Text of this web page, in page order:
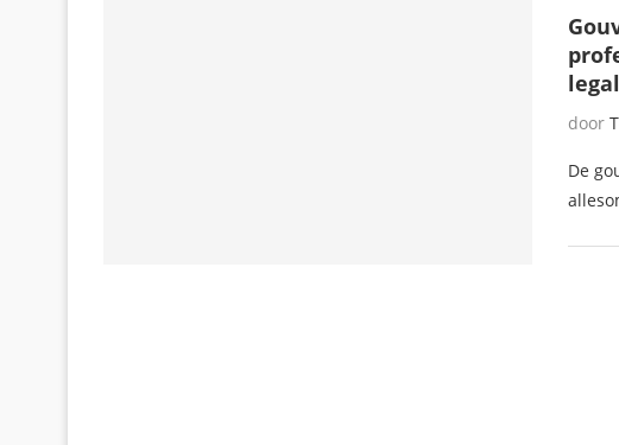
door
De